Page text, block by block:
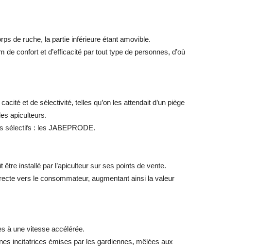
de ruche, la partie inférieure étant amovible.
confort et d’efficacité par tout type de personnes, d’où
et de sélectivité, telles qu’on les attendait d’un piège
apiculteurs.
sélectifs : les JABEPRODE.
installé par l’apiculteur sur ses points de vente.
vers le consommateur, augmentant ainsi la valeur
à une vitesse accélérée.
incitatrices émises par les gardiennes, mêlées aux